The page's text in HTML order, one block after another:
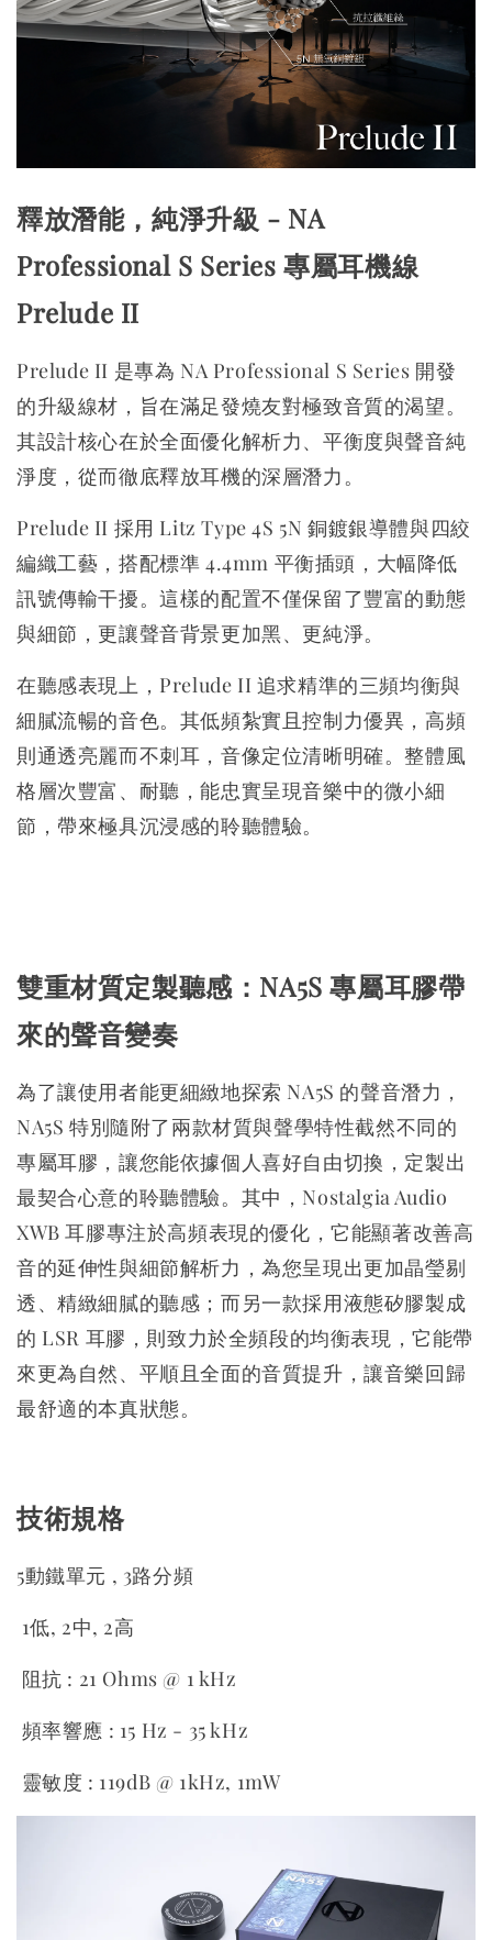
釋放潛能，純淨升級 - NA
Professional S Series 專屬耳機線
Prelude II
Prelude II 是專為 NA Professional S Series 開發
的升級線材，旨在滿足發燒友對極致音質的渴望。
其設計核心在於全面優化解析力、平衡度與聲音純
淨度，從而徹底釋放耳機的深層潛力。
Prelude II 採用 Litz Type 4S 5N 銅鍍銀導體與四絞
編織工藝，搭配標準 4.4mm 平衡插頭，大幅降低
訊號傳輸干擾。這樣的配置不僅保留了豐富的動態
與細節，更讓聲音背景更加黑、更純淨。
在聽感表現上，Prelude II 追求精準的三頻均衡與
細膩流暢的音色。其低頻紮實且控制力優異，高頻
則通透亮麗而不刺耳，音像定位清晰明確。整體風
格層次豐富、耐聽，能忠實呈現音樂中的微小細
節，帶來極具沉浸感的聆聽體驗。
雙重材質定製聽感：NA5S 專屬耳膠帶
來的聲音變奏
為了讓使用者能更細緻地探索 NA5S 的聲音潛力，
NA5S 特別隨附了兩款材質與聲學特性截然不同的
專屬耳膠，讓您能依據個人喜好自由切換，定製出
最契合心意的聆聽體驗。其中，Nostalgia Audio
XWB 耳膠專注於高頻表現的優化，它能顯著改善高
音的延伸性與細節解析力，為您呈現出更加晶瑩剔
透、精緻細膩的聽感；而另一款採用液態矽膠製成
的 LSR 耳膠，則致力於全頻段的均衡表現，它能帶
來更為自然、平順且全面的音質提升，讓音樂回歸
最舒適的本真狀態。
技術規格
5動鐵單元 , 3路分頻
1低, 2中, 2高
阻抗 : 21 Ohms @ 1 kHz
頻率響應 : 15 Hz - 35 kHz
靈敏度 : 119dB @ 1kHz, 1mW